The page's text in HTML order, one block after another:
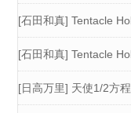
[石田和真] Tentacle
[石田和真] Tentacle
[日高万里] 天使1/2方